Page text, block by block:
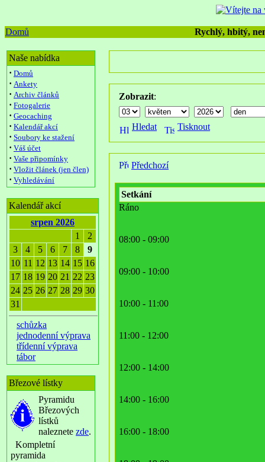
Domů Rychlý, hbitý,
Naše nabídka
· Domů
· Ankety
· Archiv článků
· Fotogalerie
· Geocaching
· Kalendář akcí
· Soubory ke stažení
· Váš účet
· Vaše připomínky
· Vložit článek (jen člen)
· Vyhledávání
Kalendář akcí
srpen 2026
1
2
3
4 5 6 7 8
9
10 11 12 13 14 15 16
17 18 19 20 21 22 23
24 25 26 27 28 29 30
31
schůzka
jednodenní výprava
třídenní výprava
tábor
Březové lístky
Pyramidu
Březových
lístků
naleznete zde.
Kompletní
pyramida
Zobrazit:
Hledat Tisknout
Předchozí
Setkání
Ráno
08:00 - 09:00
09:00 - 10:00
10:00 - 11:00
11:00 - 12:00
12:00 - 14:00
14:00 - 16:00
16:00 - 18:00